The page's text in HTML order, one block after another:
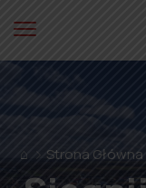
⌂ Strona Główna